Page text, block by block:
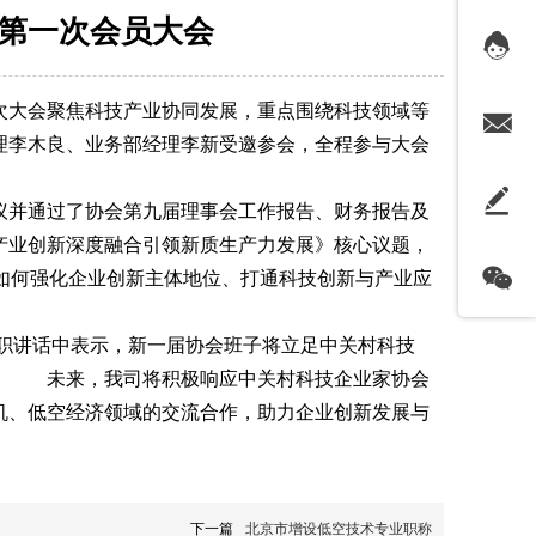
一次会员大会
会聚焦科技产业协同发展，重点围绕科技领域等
木良、业务部经理李新受邀参会，全程参与大会
通过了协会第九届理事会工作报告、财务报告及
创新深度融合引领新质生产力发展》核心议题，
强化企业创新主体地位、打通科技创新与产业应
话中表示，新一届协会班子将立足中关村科技
未来，我司将积极响应中关村科技企业家协会
低空经济领域的交流合作，助力企业创新发展与
下一篇 北京市增设低空技术专业职称